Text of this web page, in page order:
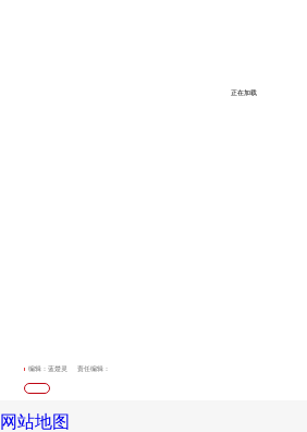
正在加载
编辑：蓝楚灵 责任编辑：
网站地图